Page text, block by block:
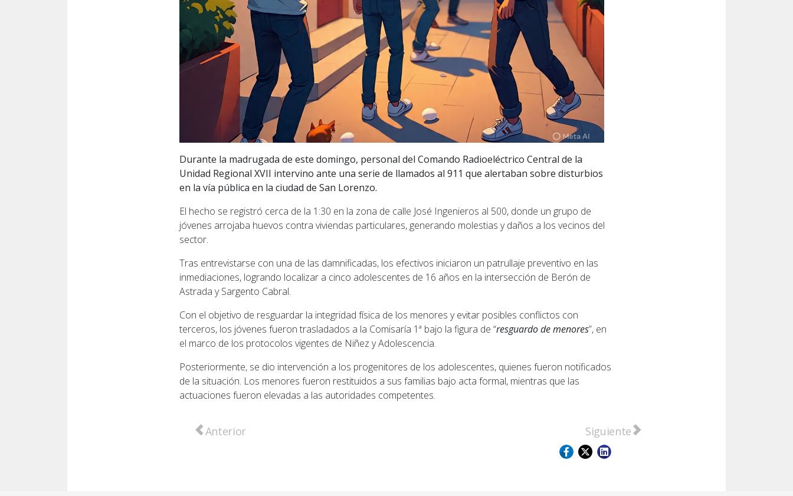
Durante la madrugada de este domingo, personal del Comando Radioeléctrico Central de la
Unidad Regional XVII intervino ante una serie de llamados al 911 que alertaban sobre disturbios
en la vía pública en la ciudad de San Lorenzo.
El hecho se registró cerca de la 1:30 en la zona de calle José Ingenieros al 500, donde un grupo de
jóvenes arrojaba huevos contra viviendas particulares, generando molestias y daños a los vecinos del
sector.
Tras entrevistarse con una de las damnificadas, los efectivos iniciaron un patrullaje preventivo en las
inmediaciones, logrando localizar a cinco adolescentes de 16 años en la intersección de Berón de
Astrada y Sargento Cabral.
Con el objetivo de resguardar la integridad física de los menores y evitar posibles conflictos con
terceros, los jóvenes fueron trasladados a la Comisaría 1ª bajo la figura de “resguardo de menores”, en
el marco de los protocolos vigentes de Niñez y Adolescencia.
Posteriormente, se dio intervención a los progenitores de los adolescentes, quienes fueron notificados
de la situación. Los menores fueron restituidos a sus familias bajo acta formal, mientras que las
actuaciones fueron elevadas a las autoridades competentes.
Artículo anterior: Violento episodio en Puerto San Martín: Un hombre detenido tras agredir a su pareja y a su hijo de 14
Anterior Artículo siguiente: San Lorenzo:
Siguiente